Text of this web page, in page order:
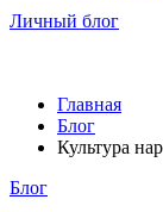
Личный блог
Главная
Блог
Культура
Рубрики
Блог